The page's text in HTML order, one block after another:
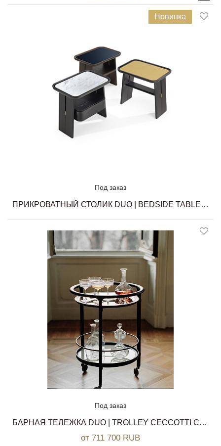
Новинка
Под заказ
ПРИКРОВАТНЫЙ СТОЛИК DUO | BEDSIDE TABLE CECCOTTI COLLEZIONI
Под заказ
БАРНАЯ ТЕЛЕЖКА DUO | TROLLEY CECCOTTI COLLEZIONI
от 711 700 RUB